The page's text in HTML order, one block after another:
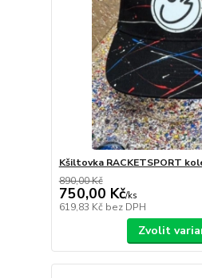
Kšiltovka RACKETSPORT
890,00 Kč
750,00 Kč/ks
619,83 Kč bez DPH
Zvolit